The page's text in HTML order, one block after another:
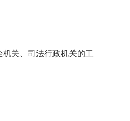
关、司法行政机关的工